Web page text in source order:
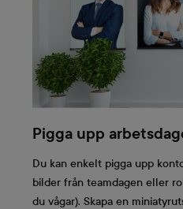
Pigga upp
Du kan enkelt pigga upp
bilder från teamdagen eller
du vågar). Skapa en